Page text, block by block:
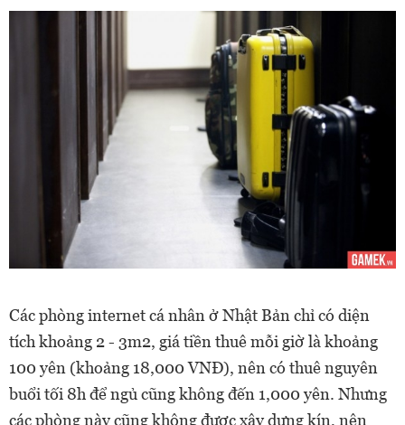
Các phòng internet cá nhân ở Nhật Bản chỉ có diện
tích khoảng 2 - 3m2, giá tiền thuê mỗi giờ là khoảng
100 yên (khoảng 18,000 VNĐ), nên có thuê nguyên
buổi tối 8h để ngủ cũng không đến 1,000 yên. Nhưng
các phòng này cũng không được xây dựng kín, nên